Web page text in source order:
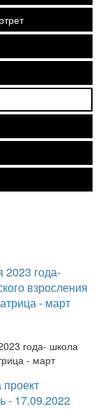
2023 года-
взросления
- март
года- школа
- март
- 17.09.2022